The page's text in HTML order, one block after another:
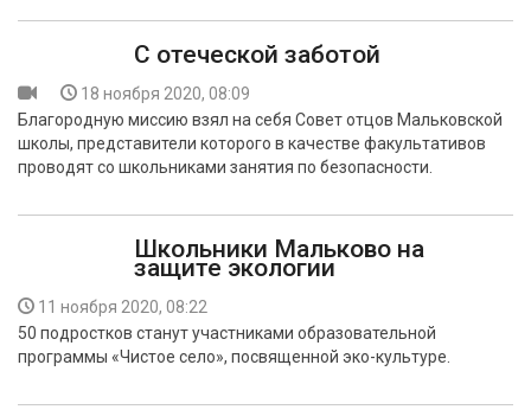
С отеческой заботой
18 ноября 2020, 08:09
Благородную миссию взял на себя Совет отцов Мальковской
школы, представители которого в качестве факультативов
проводят со школьниками занятия по безопасности.
Школьники Мальково на
защите экологии
11 ноября 2020, 08:22
50 подростков станут участниками образовательной
программы «Чистое село», посвященной эко-культуре.